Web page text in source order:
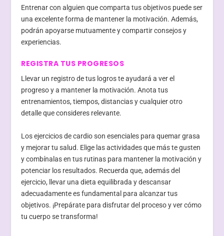
Entrenar con alguien que comparta tus objetivos puede ser
una excelente forma de mantener la motivación. Además,
podrán apoyarse mutuamente y compartir consejos y
experiencias.
REGISTRA TUS PROGRESOS
Llevar un registro de tus logros te ayudará a ver el
progreso y a mantener la motivación. Anota tus
entrenamientos, tiempos, distancias y cualquier otro
detalle que consideres relevante.
Los ejercicios de cardio son esenciales para quemar grasa
y mejorar tu salud. Elige las actividades que más te gusten
y combínalas en tus rutinas para mantener la motivación y
potenciar los resultados. Recuerda que, además del
ejercicio, llevar una dieta equilibrada y descansar
adecuadamente es fundamental para alcanzar tus
objetivos. ¡Prepárate para disfrutar del proceso y ver cómo
tu cuerpo se transforma!